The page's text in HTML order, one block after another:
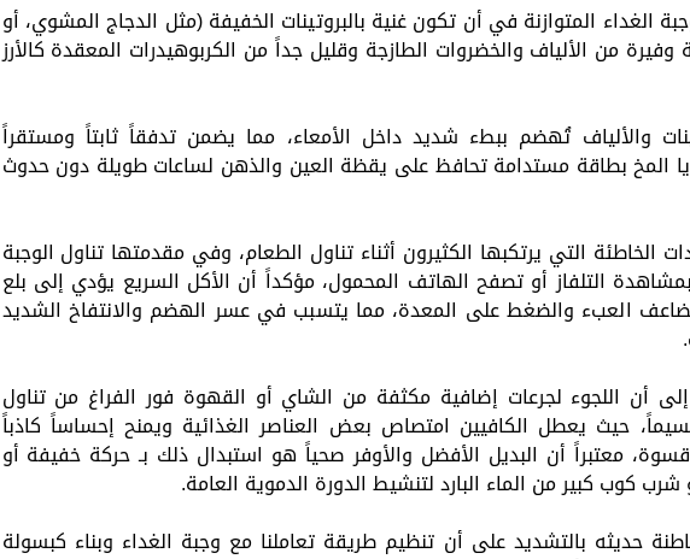
الغداء المتوازنة في أن تكون غنية بالبروتينات الخفيفة (مثل الدجاج المشوي، أو
من الألياف والخضروات الطازجة وقليل جداً من الكربوهيدرات المعقدة كالأرز
والألياف تُهضم ببطء شديد داخل الأمعاء، مما يضمن تدفقاً ثابتاً ومستقراً
المخ بطاقة مستدامة تحافظ على يقظة العين والذهن لساعات طويلة دون حدوث
الخاطئة التي يرتكبها الكثيرون أثناء تناول الطعام، وفي مقدمتها تناول الوجبة
التلفاز أو تصفح الهاتف المحمول، مؤكداً أن الأكل السريع يؤدي إلى بلع
العبء والضغط على المعدة، مما يتسبب في عسر الهضم والانتفاخ الشديد
أن اللجوء لجرعات إضافية مكثفة من الشاي أو القهوة فور الفراغ من تناول
حيث يعطل الكافيين امتصاص بعض العناصر الغذائية ويمنح إحساساً كاذباً
معتبراً أن البديل الأفضل والأوفر صحياً هو استبدال ذلك بـ حركة خفيفة أو
كبير من الماء البارد لتنشيط الدورة الدموية العامة.
حديثه بالتشديد على أن تنظيم طريقة تعاملنا مع وجبة الغداء وبناء كبسولة